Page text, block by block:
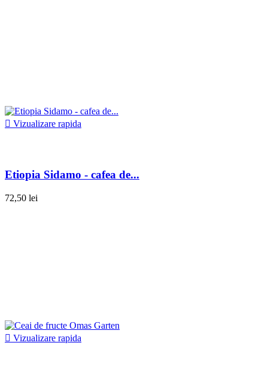
 Vizualizare rapida
Etiopia Sidamo - cafea de...
72,50 lei
 Vizualizare rapida